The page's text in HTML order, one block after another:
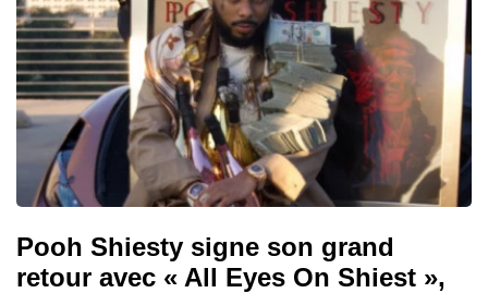
Pooh Shiesty signe son grand
retour avec « All Eyes On Shiest »,